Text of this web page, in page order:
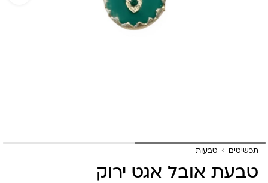
תכשיטים טבעות
טבעת אובל אגט ירוק